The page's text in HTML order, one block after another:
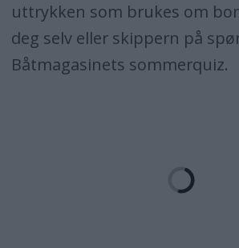
uttrykken som brukes om
deg selv eller skippern på
Båtmagasinets sommerquiz.